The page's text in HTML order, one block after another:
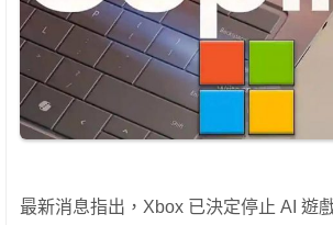
最新消息指出，Xbox 已決定停止 AI 遊